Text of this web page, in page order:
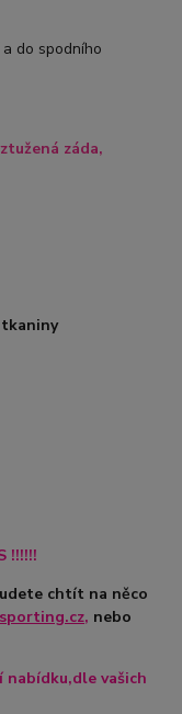
do spodního
záda,
!!!!!!
chtít na něco
, nebo
vašich